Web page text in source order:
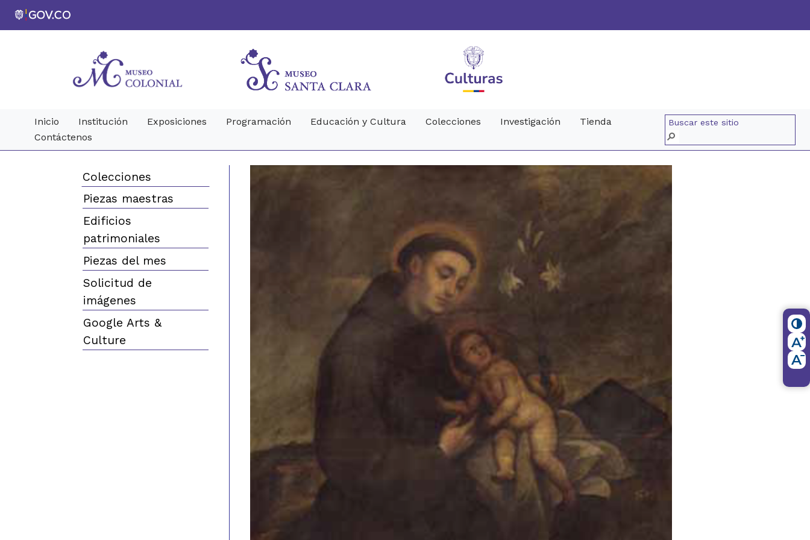
Inicio Institución Exposiciones Programación Educación y Cultura Colecciones Investigación
Tienda
Contáctenos
Colecciones
Piezas maestras
Edificios
patrimoniales
Piezas del mes
Solicitud de
imágenes
Google Arts &
Culture